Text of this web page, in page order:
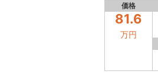
価格
81.6
万円